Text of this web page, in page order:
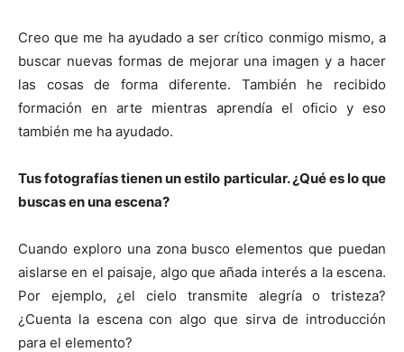
Creo que me ha ayudado a ser crítico conmigo mismo, a
buscar nuevas formas de mejorar una imagen y a hacer
las cosas de forma diferente. También he recibido
formación en arte mientras aprendía el oficio y eso
también me ha ayudado.
Tus fotografías tienen un estilo particular. ¿Qué es lo que
buscas en una escena?
Cuando exploro una zona busco elementos que puedan
aislarse en el paisaje, algo que añada interés a la escena.
Por ejemplo, ¿el cielo transmite alegría o tristeza?
¿Cuenta la escena con algo que sirva de introducción
para el elemento?